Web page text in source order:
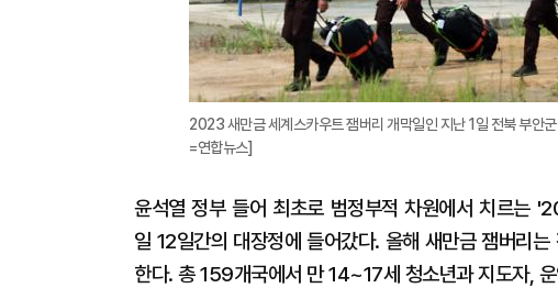
2023 새만금 세계스카우트 잼버리 개막일인 지난 1일 전북 부안
=연합뉴스]
윤석열 정부 들어 최초로 범정부적 차원에서 치르는
일 12일간의 대장정에 들어갔다. 올해 새만금 잼버리
한다. 총 159개국에서 만 14~17세 청소년과 지도자,